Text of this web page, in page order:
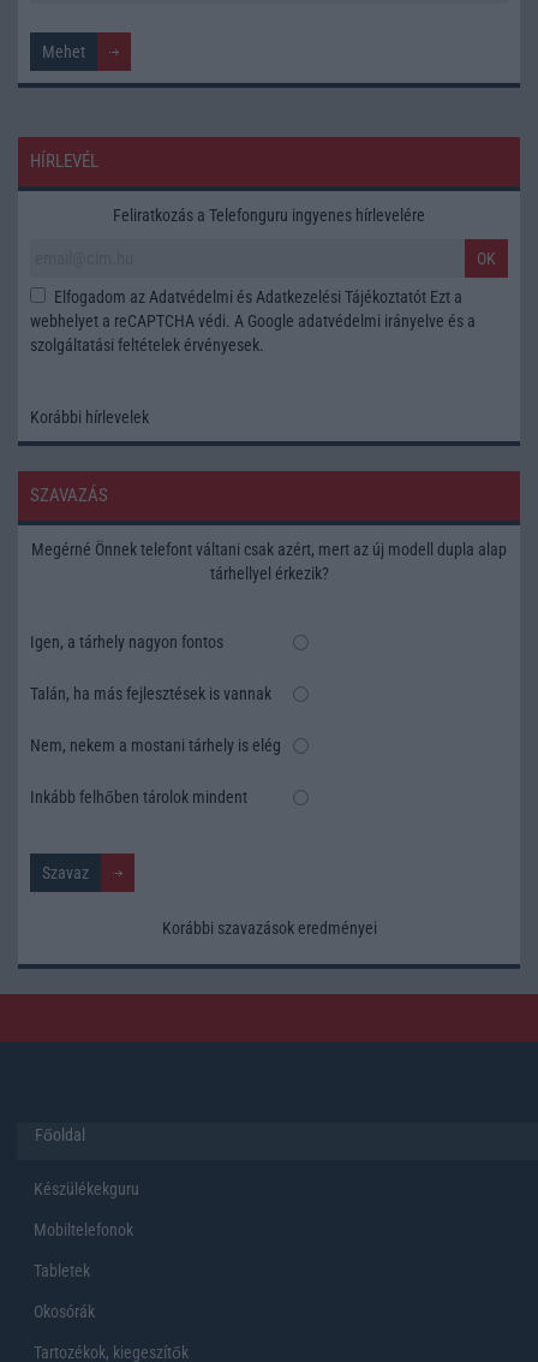
HÍRLEVÉL
Feliratkozás a Telefonguru ingyenes hírlevelére
OK
Elfogadom az Adatvédelmi és Adatkezelési Tájékoztatót Ezt a
webhelyet a reCAPTCHA védi. A Google adatvédelmi irányelve és a
szolgáltatási feltételek érvényesek.
Korábbi hírlevelek
SZAVAZÁS
Megérné Önnek telefont váltani csak azért, mert az új modell dupla alap
tárhellyel érkezik?
Igen, a tárhely nagyon fontos
Talán, ha más fejlesztések is vannak
Nem, nekem a mostani tárhely is elég
Inkább felhőben tárolok mindent
Korábbi szavazások eredményei
Főoldal
Készülékekguru
Mobiltelefonok
Tabletek
Okosórák
Tartozékok, kiegeszítők